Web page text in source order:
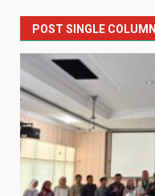
POST SINGLE COLUMN